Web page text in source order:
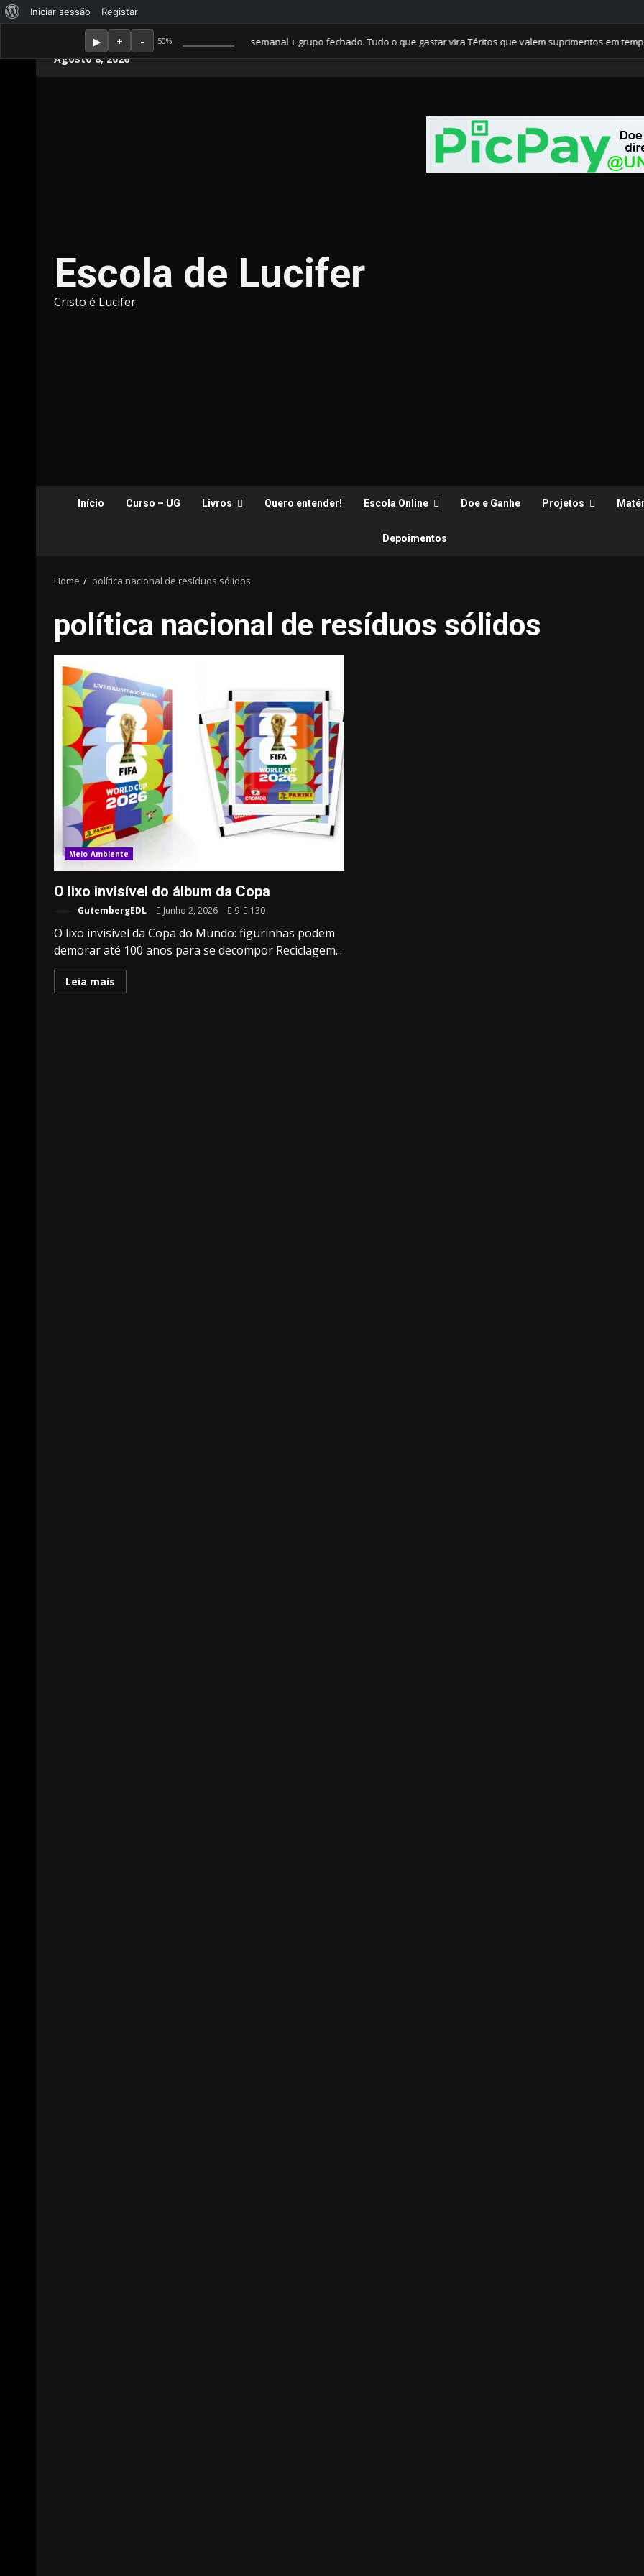
50%
Membro Amor ganha jornal mensal + aula semanal + grupo fechado. Tudo o que gastar vira Téritos que valem suprimentos em
Sobre
WordPress
Iniciar sessão Registar
Agosto 8, 2026
Escola de Lucifer
Cristo é Lucifer
Início Curso – UG Livros Quero entender! Escola Online Doe e Ganhe Projetos
Depoimentos
Home política nacional de resíduos sólidos
política nacional de resíduos sólidos
Meio Ambiente
O lixo invisível do álbum da Copa
GutembergEDL Junho 2, 2026 9 130
O lixo invisível da Copa do Mundo: figurinhas podem
demorar até 100 anos para se decompor Reciclagem...
Leia mais